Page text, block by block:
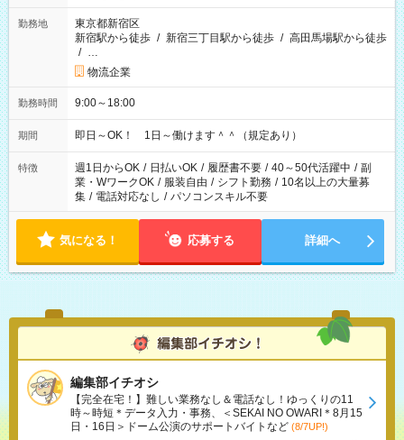
勤務地
東京都新宿区
新宿駅から徒歩 / 新宿三丁目駅から徒歩 / 高田馬場駅から徒歩
/ …
物流企業
勤務時間 9:00～18:00
期間 即日～OK！ 1日～働けます＾＾（規定あり）
特徴 週1日からOK / 日払いOK / 履歴書不要 / 40～50代活躍中 / 副
業・WワークOK / 服装自由 / シフト勤務 / 10名以上の大量募
集 / 電話対応なし / パソコンスキル不要
気になる！ 応募する 詳細へ
編集部イチオシ
【完全在宅！】難しい業務なし＆電話なし！ゆっくりの11
時～時短＊データ入力・事務、＜SEKAI NO OWARI＊8月15
日・16日＞ドーム公演のサポートバイトなど (8/7UP!)